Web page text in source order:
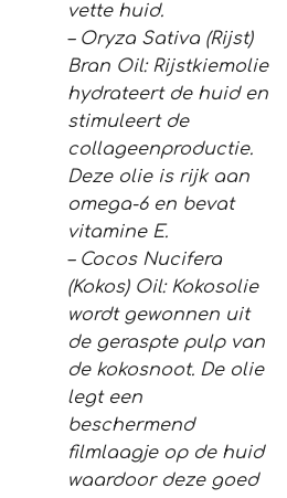
vette huid.
– Oryza Sativa (Rijst)
Bran Oil: Rijstkiemolie
hydrateert de huid en
stimuleert de
collageenproductie.
Deze olie is rijk aan
omega-6 en bevat
vitamine E.
– Cocos Nucifera
(Kokos) Oil: Kokosolie
wordt gewonnen uit
de geraspte pulp van
de kokosnoot. De olie
legt een
beschermend
filmlaagje op de huid
waardoor deze goed